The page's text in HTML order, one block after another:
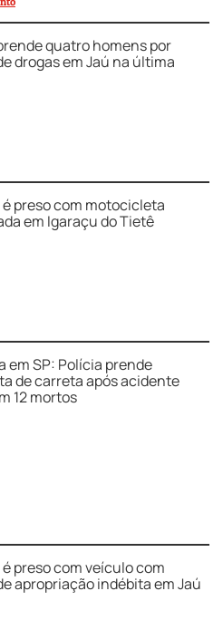
quatro homens por
drogas em Jaú na última
é preso com motocicleta
em Igaraçu do Tietê
em SP: Polícia prende
de carreta após acidente
12 mortos
preso com veículo com
apropriação indébita em Jaú